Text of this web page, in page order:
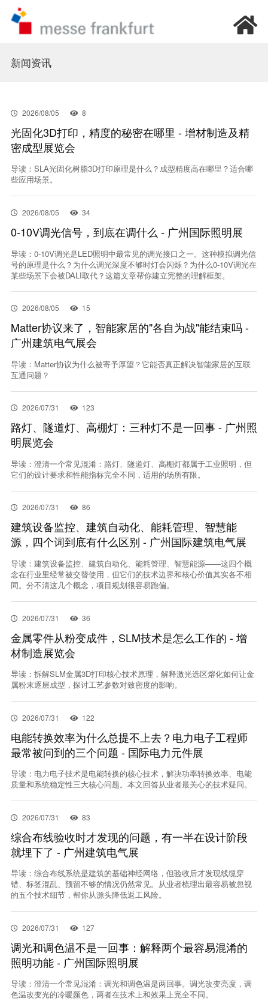
首页
我要参展
新闻资讯
加入我们
关于我们
新闻资讯
2026/08/05 8
光固化3D打印，精度的秘密在哪里 - 增材制造及精
密成型展览会
导读：SLA光固化树脂3D打印原理是什么？成型精度高在哪里？适合哪
些应用场景。
2026/08/05 34
0-10V调光信号，到底在调什么 - 广州国际照明展
导读：0-10V调光是LED照明中最常见的调光接口之一。这种模拟调光信
号的原理是什么？为什么调光深度不够时灯会闪烁？为什么0-10V调光在
某些场景下会被DALI取代？这篇文章帮你建立完整的理解框架。
2026/08/05 15
Matter协议来了，智能家居的"各自为战"能结束吗 -
广州建筑电气展会
导读：Matter协议为什么被寄予厚望？它能否真正解决智能家居的互联
互通问题？
2026/07/31 123
路灯、隧道灯、高棚灯：三种灯不是一回事 - 广州照
明展览会
导读：澄清一个常见混淆：路灯、隧道灯、高棚灯都属于工业照明，但
它们的设计要求和性能指标完全不同，适用的场所有限。
2026/07/31 86
建筑设备监控、建筑自动化、能耗管理、智慧能
源，四个词到底有什么区别 - 广州国际建筑电气展
导读：建筑设备监控、建筑自动化、能耗管理、智慧能源——这四个概
念在行业里经常被交替使用，但它们的技术边界和核心价值其实各不相
同。分不清这几个概念，项目规划很容易跑偏。
2026/07/31 36
金属零件从粉变成件，SLM技术是怎么工作的 - 增
材制造展览会
导读：拆解SLM金属3D打印核心技术原理，解释激光选区熔化如何让金
属粉末逐层成型，探讨工艺参数对致密度的影响。
2026/07/31 122
电能转换效率为什么总提不上去？电力电子工程师
最常被问到的三个问题 - 国际电力元件展
导读：电力电子技术是电能转换的核心技术，解决功率转换效率、电能
质量和系统稳定性三大核心问题。本文回答从业者最关心的技术疑问。
2026/07/31 83
综合布线验收时才发现的问题，有一半在设计阶段
就埋下了 - 广州建筑电气展
导读：综合布线系统是建筑的基础神经网络，但验收后才发现线缆穿
错、标签混乱、预留不够的情况仍然常见。从业者梳理出最容易被忽视
的五个技术细节，帮你从源头降低返工风险。
2026/07/31 127
调光和调色温不是一回事：解释两个最容易混淆的
照明功能 - 广州国际照明展
导读：澄清一个常见混淆：调光和调色温是两回事。调光改变亮度，调
色温改变光的冷暖颜色，两者在技术上和效果上完全不同。